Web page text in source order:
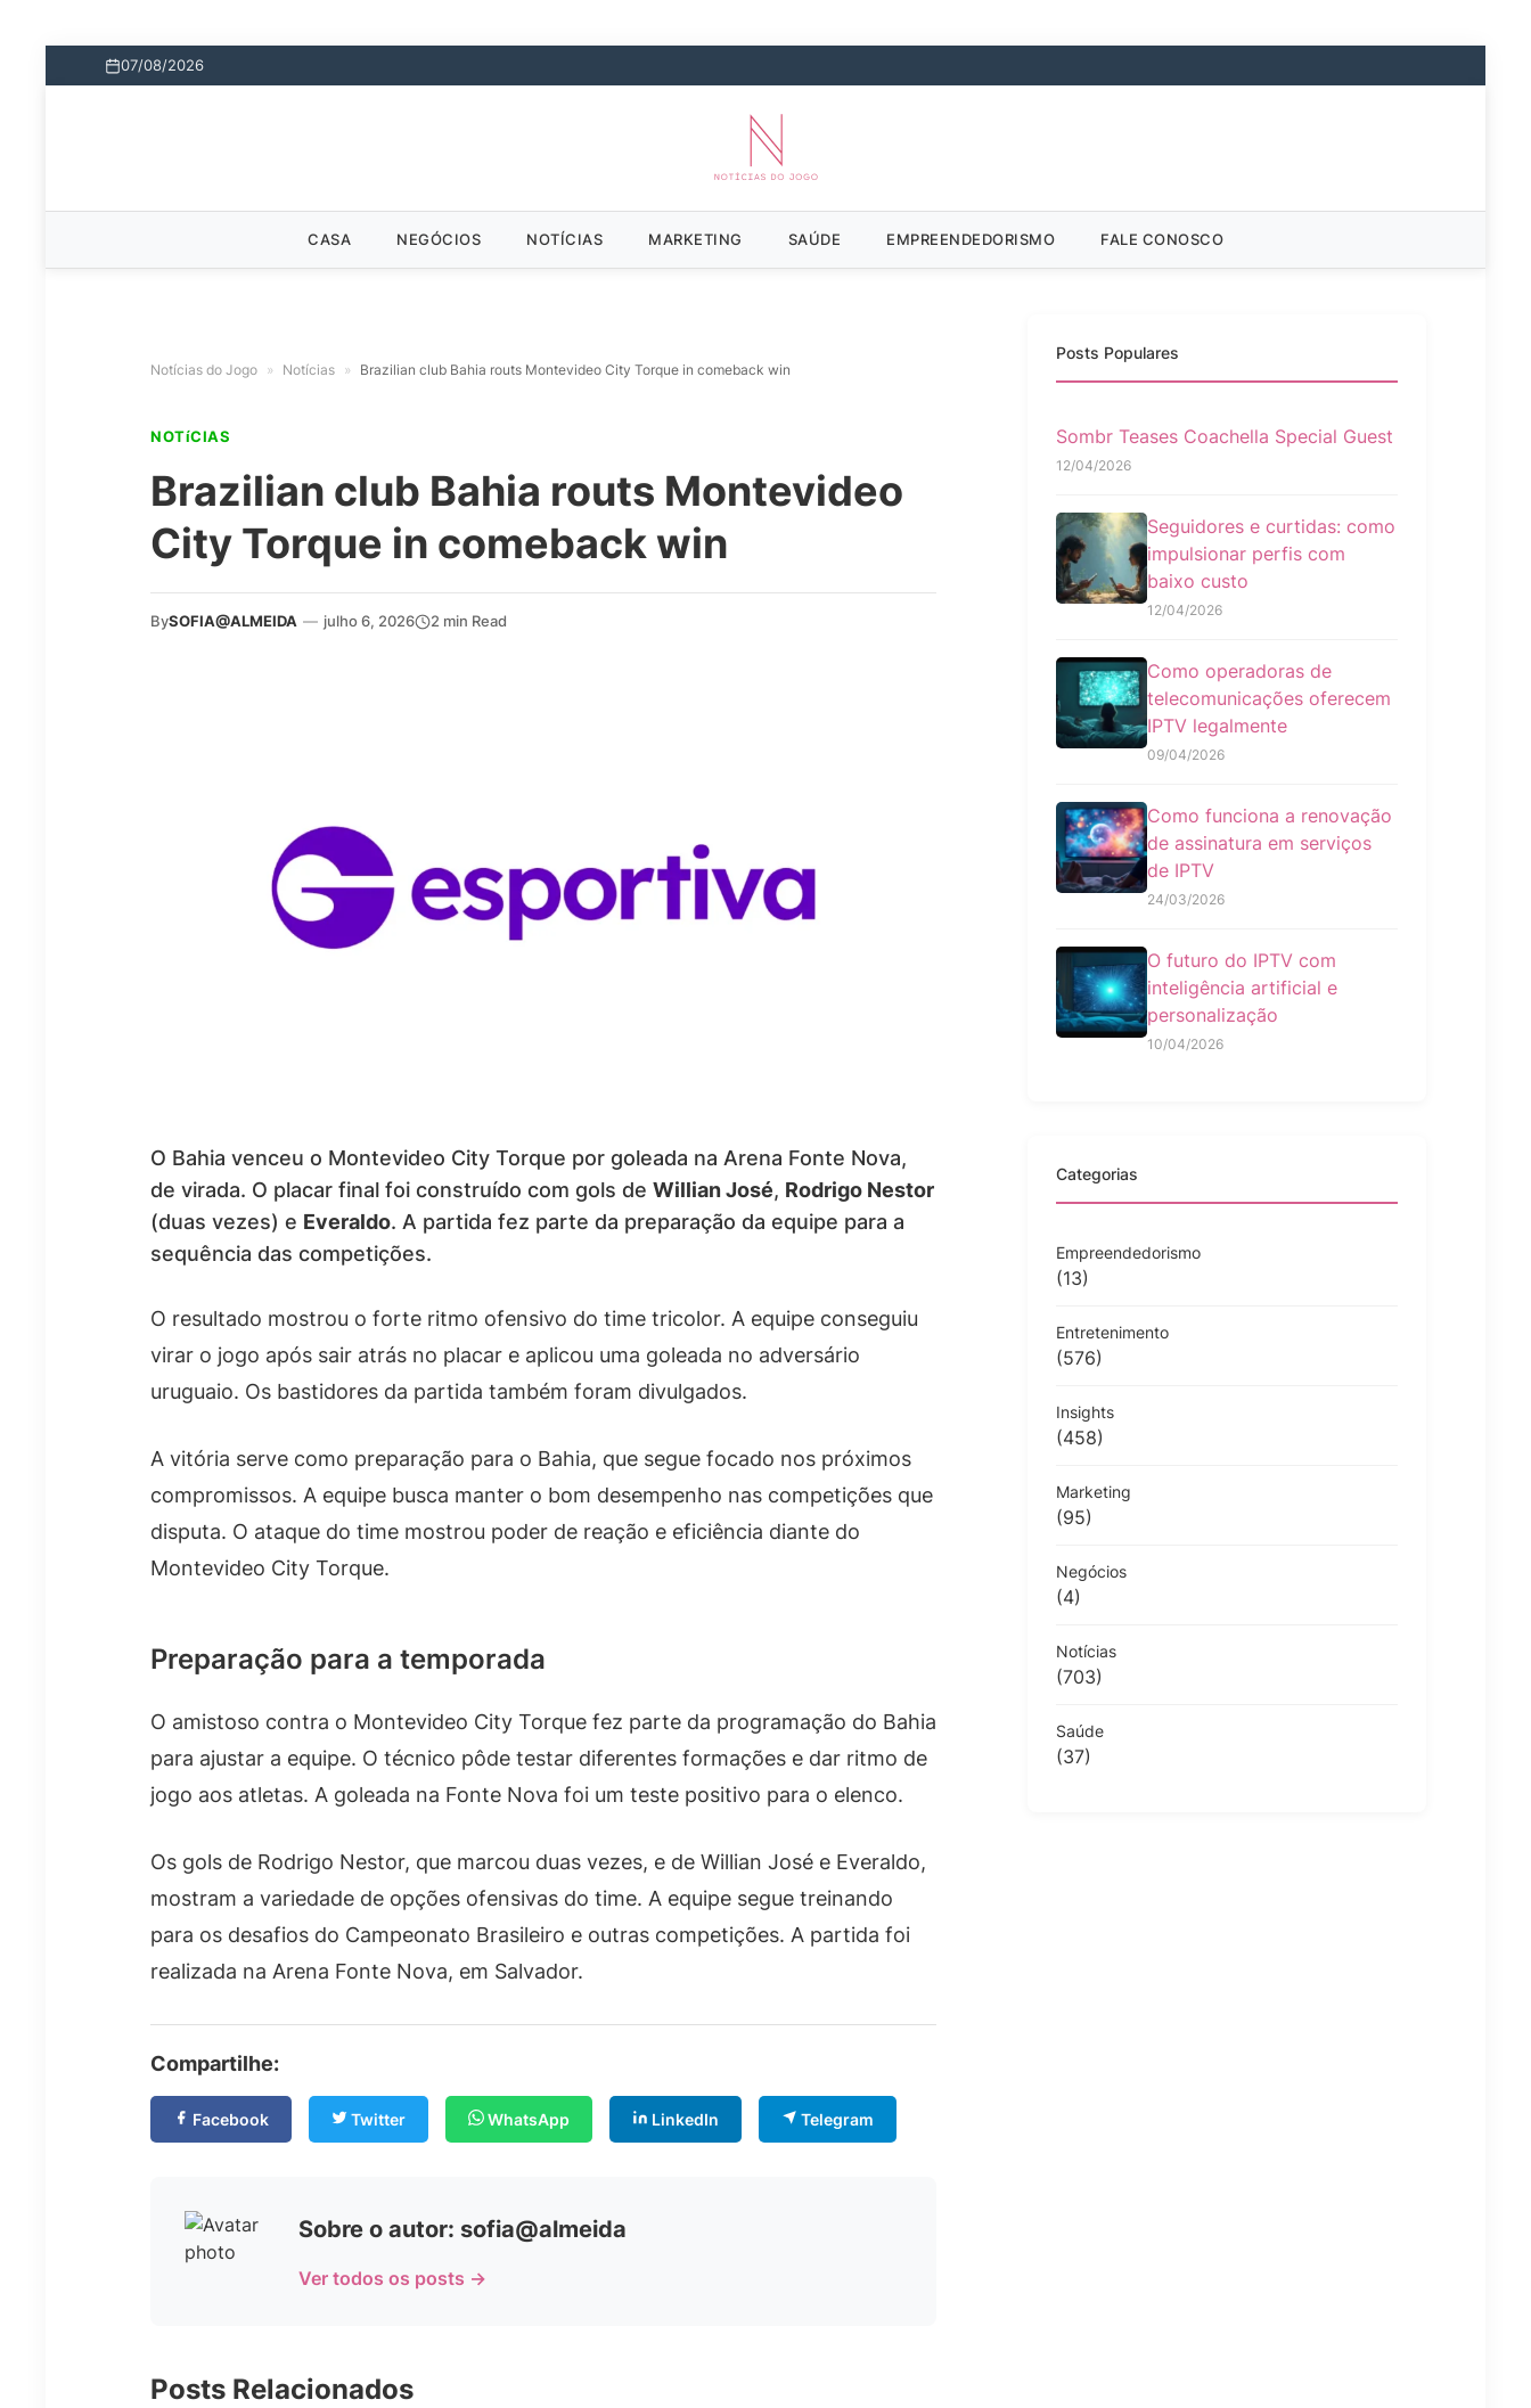
07/08/2026
CASA NEGÓCIOS NOTÍCIAS MARKETING SAÚDE EMPREENDEDORISMO FALE CONOSCO
Notícias do Jogo » Notícias » Brazilian club Bahia routs Montevideo City Torque in comeback win
NOTíCIAS
Brazilian club Bahia routs Montevideo
City Torque in comeback win
BySOFIA@ALMEIDA — julho 6, 2026 2 min Read
O Bahia venceu o Montevideo City Torque por goleada na Arena Fonte Nova,
de virada. O placar final foi construído com gols de Willian José, Rodrigo Nestor
(duas vezes) e Everaldo. A partida fez parte da preparação da equipe para a
sequência das competições.
O resultado mostrou o forte ritmo ofensivo do time tricolor. A equipe conseguiu
virar o jogo após sair atrás no placar e aplicou uma goleada no adversário
uruguaio. Os bastidores da partida também foram divulgados.
A vitória serve como preparação para o Bahia, que segue focado nos próximos
compromissos. A equipe busca manter o bom desempenho nas competições que
disputa. O ataque do time mostrou poder de reação e eficiência diante do
Montevideo City Torque.
Preparação para a temporada
O amistoso contra o Montevideo City Torque fez parte da programação do Bahia
para ajustar a equipe. O técnico pôde testar diferentes formações e dar ritmo de
jogo aos atletas. A goleada na Fonte Nova foi um teste positivo para o elenco.
Os gols de Rodrigo Nestor, que marcou duas vezes, e de Willian José e Everaldo,
mostram a variedade de opções ofensivas do time. A equipe segue treinando
para os desafios do Campeonato Brasileiro e outras competições. A partida foi
realizada na Arena Fonte Nova, em Salvador.
Compartilhe:
Facebook Twitter WhatsApp LinkedIn Telegram
Sobre o autor: sofia@almeida
Ver todos os posts →
Posts Relacionados
Posts Populares
Sombr Teases Coachella Special Guest
12/04/2026
Seguidores e curtidas: como
impulsionar perfis com
baixo custo
12/04/2026
Como operadoras de
telecomunicações oferecem
IPTV legalmente
09/04/2026
Como funciona a renovação
de assinatura em serviços
de IPTV
24/03/2026
O futuro do IPTV com
inteligência artificial e
personalização
10/04/2026
Categorias
Empreendedorismo
(13)
Entretenimento
(576)
Insights
(458)
Marketing
(95)
Negócios
(4)
Notícias
(703)
Saúde
(37)